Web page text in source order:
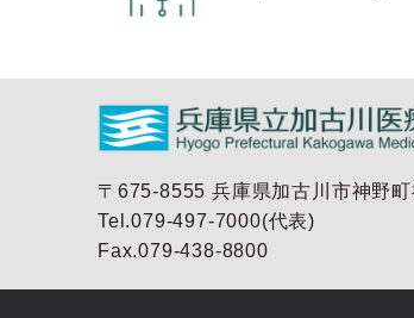
〒675-8555 兵庫県加古川市神野
Tel.079-497-7000(代表)
Fax.079-438-8800